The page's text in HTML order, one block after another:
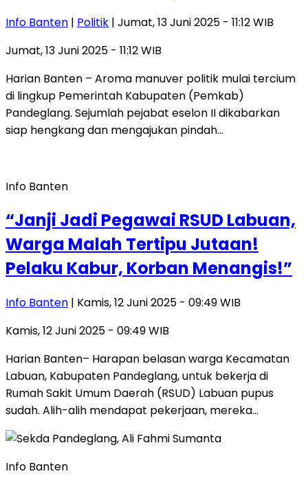
Info Banten | Politik | Jumat, 13 Juni 2025 - 11:12 WIB
Jumat, 13 Juni 2025 - 11:12 WIB
Harian Banten – Aroma manuver politik mulai tercium
di lingkup Pemerintah Kabupaten (Pemkab)
Pandeglang. Sejumlah pejabat eselon II dikabarkan
siap hengkang dan mengajukan pindah…
Info Banten
“Janji Jadi Pegawai RSUD Labuan,
Warga Malah Tertipu Jutaan!
Pelaku Kabur, Korban Menangis!”
Info Banten | Kamis, 12 Juni 2025 - 09:49 WIB
Kamis, 12 Juni 2025 - 09:49 WIB
Harian Banten– Harapan belasan warga Kecamatan
Labuan, Kabupaten Pandeglang, untuk bekerja di
Rumah Sakit Umum Daerah (RSUD) Labuan pupus
sudah. Alih-alih mendapat pekerjaan, mereka…
Info Banten